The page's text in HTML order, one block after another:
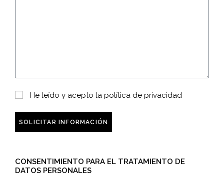
He leído y acepto la política de privacidad
SOLICITAR INFORMACIÓN
CONSENTIMIENTO PARA EL TRATAMIENTO DE
DATOS PERSONALES